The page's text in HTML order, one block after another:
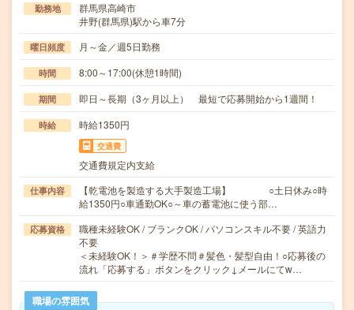
勤務地
群馬県高崎市
井野(群馬県)駅から車7分
曜日頻度 月～金／週5日勤務
時間 8:00～17:00(休憩1時間)
期間 即日～長期（3ヶ月以上） 最短で応募開始から1週間！
時給 時給1350円
交通費
交通費規定内支給
仕事内容
【乾電池を製造する大手製造工場】 ○土日休み○時
給1350円○車通勤OK○～車の蓄電池に使う部…
応募資格
職種未経験OK / ブランクOK / パソコンスキル不要 / 英語力
不要
＜未経験OK！＞＃学歴不問＃髪色・髪型自由！○応募後の
流れ「応募する」ボタンをクリック↓メールにてw…
職場の雰囲気